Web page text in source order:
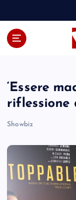
‘Essere
riflessione
Showbiz